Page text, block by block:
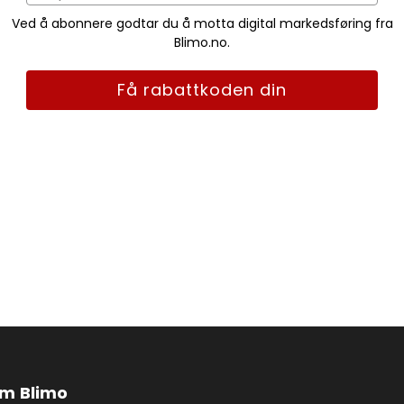
Ved å abonnere godtar du å motta digital markedsføring fra
Blimo.no.
Få rabattkoden din
Blimo